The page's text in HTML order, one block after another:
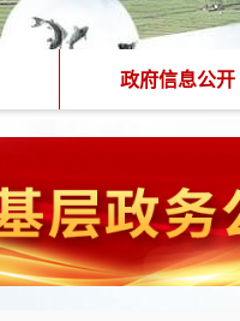
政府信息公开